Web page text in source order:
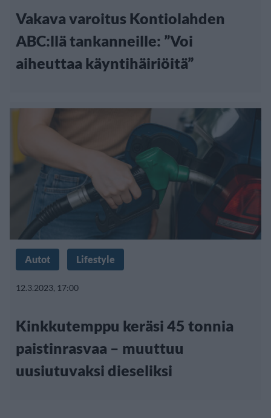
Vakava varoitus Kontiolahden
ABC:llä tankanneille: ”Voi
aiheuttaa käyntihäiriöitä”
Autot Lifestyle
12.3.2023, 17:00
Kinkkutemppu keräsi 45 tonnia
paistinrasvaa – muuttuu
uusiutuvaksi dieseliksi